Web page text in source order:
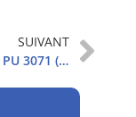
SUIVANT
Sommaire PU 3071 (14/11/2023)